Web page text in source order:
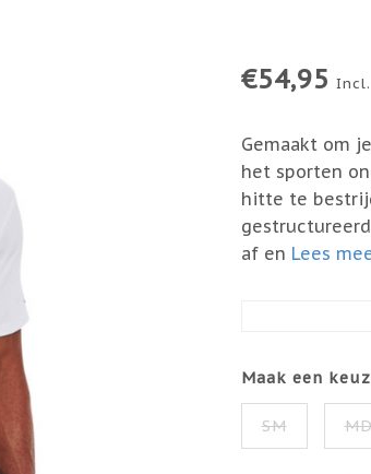
€54,95
Gemaakt om
het sporten
hitte te
af en Lees
Maak een
SM